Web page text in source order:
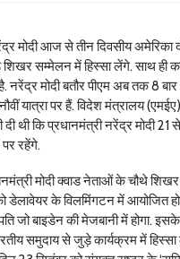
मोदी आज से तीन दिवसीय अमेरिका
शिखर सम्मेलन में हिस्सा लेंगे. साथ ही कई
नरेंद्र मोदी बतौर पीएम अब तक 8
यात्रा पर हैं. विदेश मंत्रालय
दी थी कि प्रधानमंत्री नरेंद्र मोदी
रहेंगे.
मोदी क्वाड नेताओं के चौथे
डेलावेयर के विलमिंगटन में आयोजित
जो बाइडेन की मेजबानी में होगा.
समुदाय से जुड़े कार्यक्रम में